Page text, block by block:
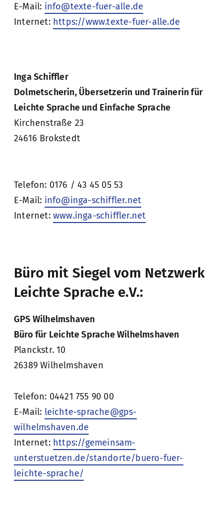
E-Mail: info@texte-fuer-alle.de
Internet: https://www.texte-fuer-alle.de
Inga Schiffler
Dolmetscherin, Übersetzerin und Trainerin für
Leichte Sprache und Einfache Sprache
Kirchenstraße 23
24616 Brokstedt
Telefon: 0176 / 43 45 05 53
E-Mail: info@inga-schiffler.net
Internet: www.inga-schiffler.net
Büro mit Siegel vom Netzwerk
Leichte Sprache e.V.:
GPS Wilhelmshaven
Büro für Leichte Sprache Wilhelmshaven
Planckstr. 10
26389 Wilhelmshaven
Telefon: 04421 755 90 00
E-Mail: leichte-sprache@gps-
wilhelmshaven.de
Internet: https://gemeinsam-
unterstuetzen.de/standorte/buero-fuer-
leichte-sprache/